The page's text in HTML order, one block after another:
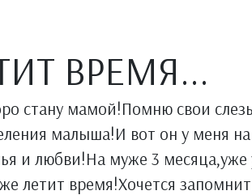
ВРЕМЯ...
стану мамой!Помню свои
малыша!И вот он у меня на
и любви!На муже 3 месяца,уже
летит время!Хочется